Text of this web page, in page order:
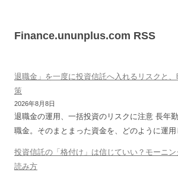
Finance.ununplus.com RSS
退職金」を一度に投資信託へ入れるリスクと
策
2026年8月8日
退職金の運用、一括投資のリスクに注意 長年
職金。そのまとまった資金を、どのように運
投資信託の「格付け」は信じていい？モーニ
読み方